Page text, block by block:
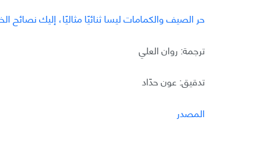
حر الصيف والكمامات ليسا ثنائيًا مثاليًا، إليك نصائح
ترجمة: روان العلي
تدقيق: عون حدّاد
المصدر